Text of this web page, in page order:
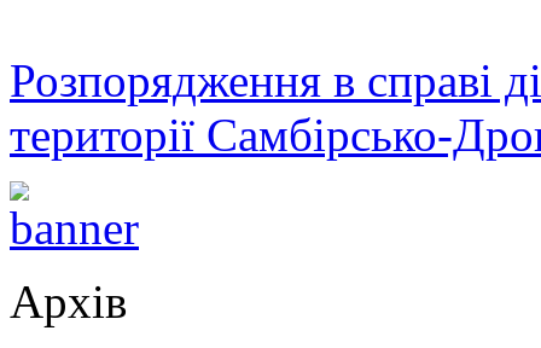
Розпорядження в справі
території Самбірсько-
Архів